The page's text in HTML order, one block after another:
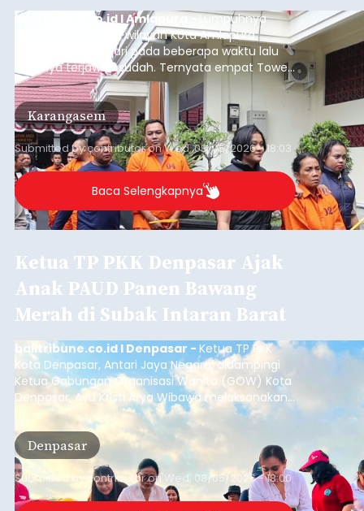
balitribune.co.id I Amlapura -Lumpuhnya
jaringan internet di wilayah Kota Amlapura
selama berhari-hari pada beberapa waktu lalu
akhirnya terjawab sudah. Ternyata empat Tower
BTS Seluler yang berada di lokasi berbeda di
wilayah Karangasem telah dibobol maling,
dimana bagian modul penguat signal yang
berada di Tower BTS Seluler itu hilang dicuri.
Karangasem
Submitted bycontributoronWed, 08/05/2026 - 18:03
Baca Selengkapnya
Ketua TP PKK Denpasar Ajak
Anak PAUD Panen Bawang
Merah di Subak Intaran Barat
balitribune.co.id I Denpasar - Ketua TP PKK
Kota Denpasar, Antari Jaya Negara, didampingi
Ketua Gabungan Organisasi Wanita (GOW) Kota
Denpasar, Ayu Kristi Arya Wibawa melaksanakan
panen bawang merah dan jagung manis
bersama anak-anak Pendidikan Anak Usia Dini
(PAUD) di Subak Intaran Barat, Rabu (5/8/2026).
Denpasar
Submitted by contributoron Wed, 08/05/2026 - 18:00